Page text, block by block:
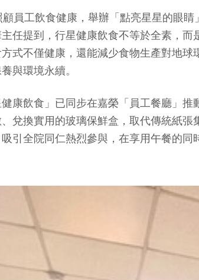
員工飲食健康，舉辦「點亮星星的眼
任提到，行星健康飲食不等於全素，
式不僅健康，還能減少食物生產對地
與環境永續。
康飲食」已同步在嘉榮「員工餐廳」
兌換實用的玻璃保鮮盒，取代傳統紙
引全院同仁熱烈參與，在享用午餐的